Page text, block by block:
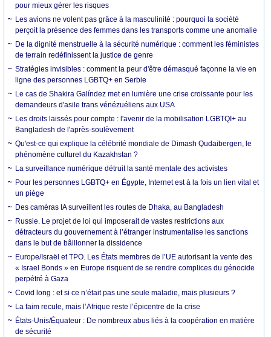
pour mieux gérer les risques
Les avions ne volent pas grâce à la masculinité : pourquoi la société
perçoit la présence des femmes dans les transports comme une anomalie
De la dignité menstruelle à la sécurité numérique : comment les féministes
de terrain redéfinissent la justice de genre
Stratégies invisibles : comment la peur d'être démasqué façonne la vie en
ligne des personnes LGBTQ+ en Serbie
Le cas de Shakira Galíndez met en lumière une crise croissante pour les
demandeurs d'asile trans vénézuéliens aux USA
Les droits laissés pour compte : l'avenir de la mobilisation LGBTQI+ au
Bangladesh de l'après-soulèvement
Qu'est-ce qui explique la célébrité mondiale de Dimash Qudaibergen, le
phénomène culturel du Kazakhstan ?
La surveillance numérique détruit la santé mentale des activistes
Pour les personnes LGBTQ+ en Égypte, Internet est à la fois un lien vital et
un piège
Des caméras IA surveillent les routes de Dhaka, au Bangladesh
Russie. Le projet de loi qui imposerait de vastes restrictions aux
détracteurs du gouvernement à l’étranger instrumentalise les sanctions
dans le but de bâillonner la dissidence
Europe/Israël et TPO. Les États membres de l’UE autorisant la vente des
« Israel Bonds » en Europe risquent de se rendre complices du génocide
perpétré à Gaza
Covid long : et si ce n’était pas une seule maladie, mais plusieurs ?
La faim recule, mais l’Afrique reste l’épicentre de la crise
États-Unis/Équateur : De nombreux abus liés à la coopération en matière
de sécurité